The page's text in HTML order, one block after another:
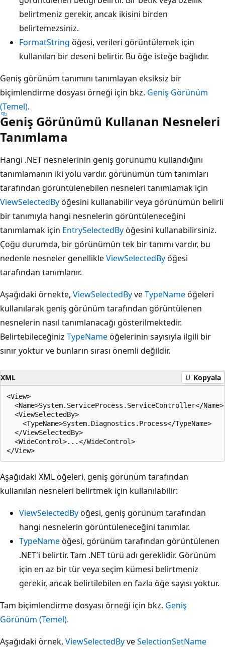
belirtmeniz gerekir, ancak ikisini birden
belirtemezsiniz.
FormatString öğesi, verileri görüntülemek için
kullanılan bir deseni belirtir. Bu öğe isteğe bağlıdır.
Geniş görünüm tanımını tanımlayan eksiksiz bir
biçimlendirme dosyası örneği için bkz. Geniş Görünüm
(Temel).
Geniş Görünümü Kullanan Nesneleri
Tanımlama
Hangi .NET nesnelerinin geniş görünümü kullandığını
tanımlamanın iki yolu vardır. görünümün tüm tanımları
tarafından görüntülenebilen nesneleri tanımlamak için
ViewSelectedByöğesini kullanabilir veya görünümün belirli
bir tanımıyla hangi nesnelerin görüntüleneceğini
tanımlamak için EntrySelectedByöğesini kullanabilirsiniz.
Çoğu durumda, bir görünümün tek bir tanımı vardır, bu
nedenle nesneler genellikleViewSelectedByöğesi
tarafından tanımlanır.
Aşağıdaki örnekte, ViewSelectedByveTypeNameöğeleri
kullanılarak geniş görünüm tarafından görüntülenen
nesnelerin nasıl tanımlanacağı gösterilmektedir.
Belirtebileceğiniz TypeNameöğelerinin sayısıyla ilgili bir
sınır yoktur ve bunların sırası önemli değildir.
XML Kopyala
<View>
  <Name>System.ServiceProcess.ServiceController</Name>
  <ViewSelectedBy>
    <TypeName>System.Diagnostics.Process</TypeName>
  </ViewSelectedBy>
  <WideControl>...</WideControl>
Aşağıdaki XML öğeleri, geniş görünüm tarafından
kullanılan nesneleri belirtmek için kullanılabilir:
ViewSelectedByöğesi, geniş görünüm tarafından
hangi nesnelerin görüntüleneceğini tanımlar.
TypeNameöğesi, görünüm tarafından görüntülenen
.NET'i belirtir. Tam .NET türü adı gereklidir. Görünüm
için en az bir tür veya seçim kümesi belirtmeniz
gerekir, ancak belirtilebilen en fazla öğe sayısı yoktur.
Tam biçimlendirme dosyası örneği için bkz. Geniş
Görünüm (Temel).
Aşağıdaki örnek, ViewSelectedByveSelectionSetName